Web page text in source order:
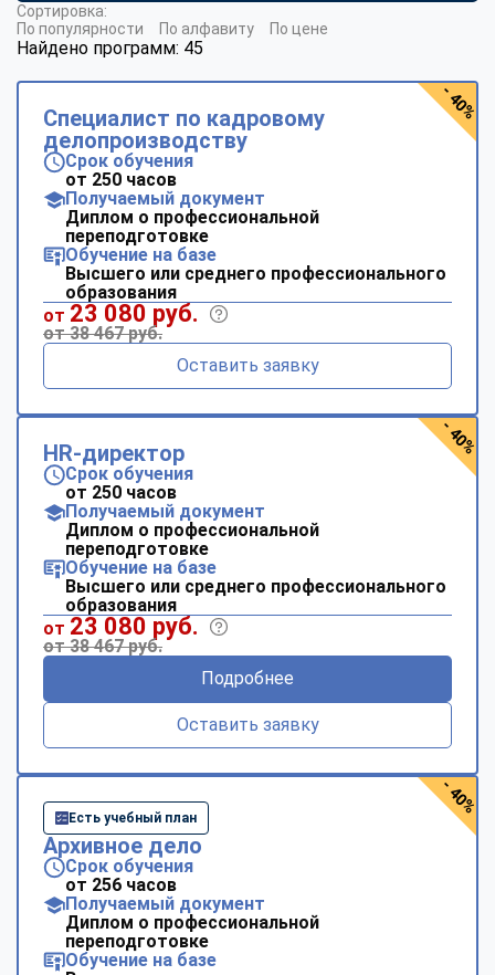
Найдено программ: 45
Сортировка:
По популярности
По алфавиту По цене
Специалист по кадровому
делопроизводству
Срок обучения
от 250 часов
Получаемый документ
Диплом о профессиональной
переподготовке
Обучение на базе
Высшего или среднего профессионального
образования
от 23 080 руб.
от 38 467 руб.
Оставить заявку
- 40%
HR-директор
Срок обучения
от 250 часов
Получаемый документ
Диплом о профессиональной
переподготовке
Обучение на базе
Высшего или среднего профессионального
образования
от 23 080 руб.
от 38 467 руб.
Подробнее
Оставить заявку
- 40%
Есть учебный план
Архивное дело
Срок обучения
от 256 часов
Получаемый документ
Диплом о профессиональной
переподготовке
Обучение на базе
- 40%